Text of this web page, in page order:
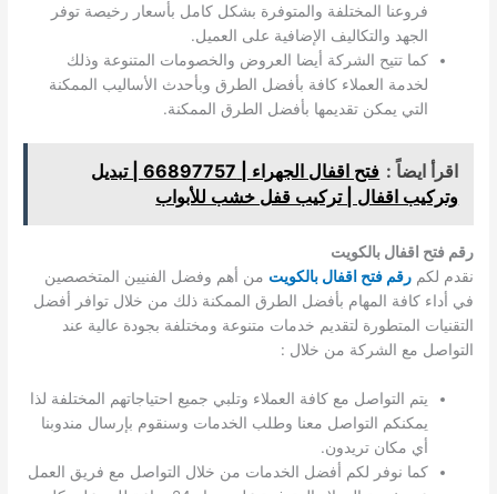
فروعنا المختلفة والمتوفرة بشكل كامل بأسعار رخيصة توفر
الجهد والتكاليف الإضافية على العميل.
كما تتيح الشركة أيضا العروض والخصومات المتنوعة وذلك
لخدمة العملاء كافة بأفضل الطرق وبأحدث الأساليب الممكنة
التي يمكن تقديمها بأفضل الطرق الممكنة.
اقرأ ايضاً :
فتح اقفال الجهراء | 66897757 | تبديل
وتركيب اقفال | تركيب قفل خشب للأبواب
رقم فتح اقفال بالكويت
نقدم لكمرقم فتح اقفال بالكويت من أهم وفضل الفنيين المتخصصين
في أداء كافة المهام بأفضل الطرق الممكنة ذلك من خلال توافر أفضل
التقنيات المتطورة لتقديم خدمات متنوعة ومختلفة بجودة عالية عند
التواصل مع الشركة من خلال :
يتم التواصل مع كافة العملاء وتلبي جميع احتياجاتهم المختلفة لذا
يمكنكم التواصل معنا وطلب الخدمات وسنقوم بإرسال مندوبنا
أي مكان تريدون.
كما نوفر لكم أفضل الخدمات من خلال التواصل مع فريق العمل